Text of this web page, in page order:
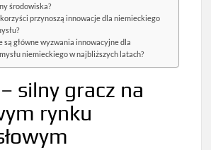
środowiska?
przynoszą innowacje dla niemieckiego
są główne wyzwania innowacyjne dla
niemieckiego w najbliższych latach?
silny gracz na
rynku